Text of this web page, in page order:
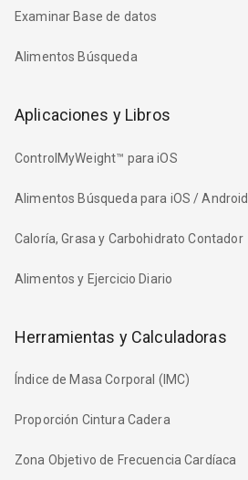
Examinar Base de datos
Alimentos Búsqueda
Aplicaciones y Libros
ControlMyWeight™ para iOS
Alimentos Búsqueda para iOS / Android
Caloría, Grasa y Carbohidrato Contador
Alimentos y Ejercicio Diario
Herramientas y Calculadoras
Índice de Masa Corporal (IMC)
Proporción Cintura Cadera
Zona Objetivo de Frecuencia Cardíaca